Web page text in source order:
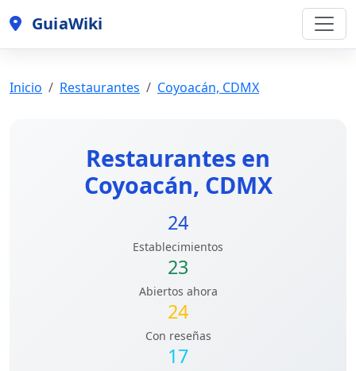
GuiaWiki
Inicio Restaurantes Coyoacán, CDMX
Restaurantes en
Coyoacán, CDMX
24
Establecimientos
23
Abiertos ahora
24
Con reseñas
17